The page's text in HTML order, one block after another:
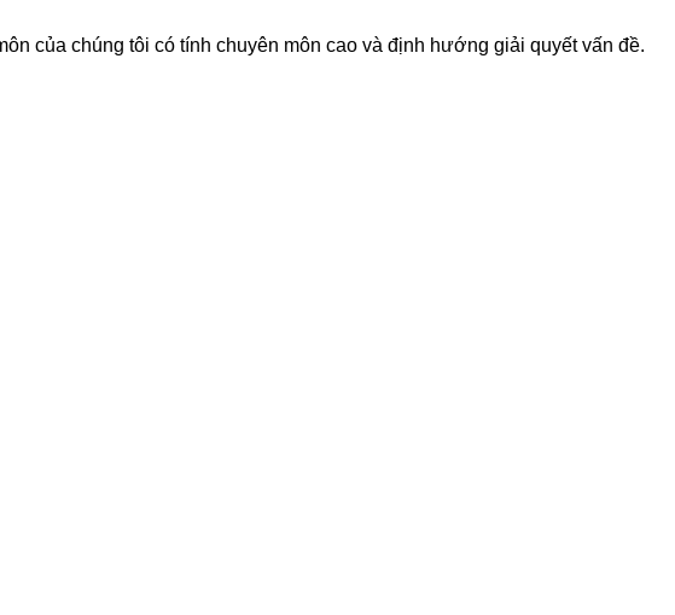
của chúng tôi có tính chuyên môn cao và định hướng giải quyết vấn đề.